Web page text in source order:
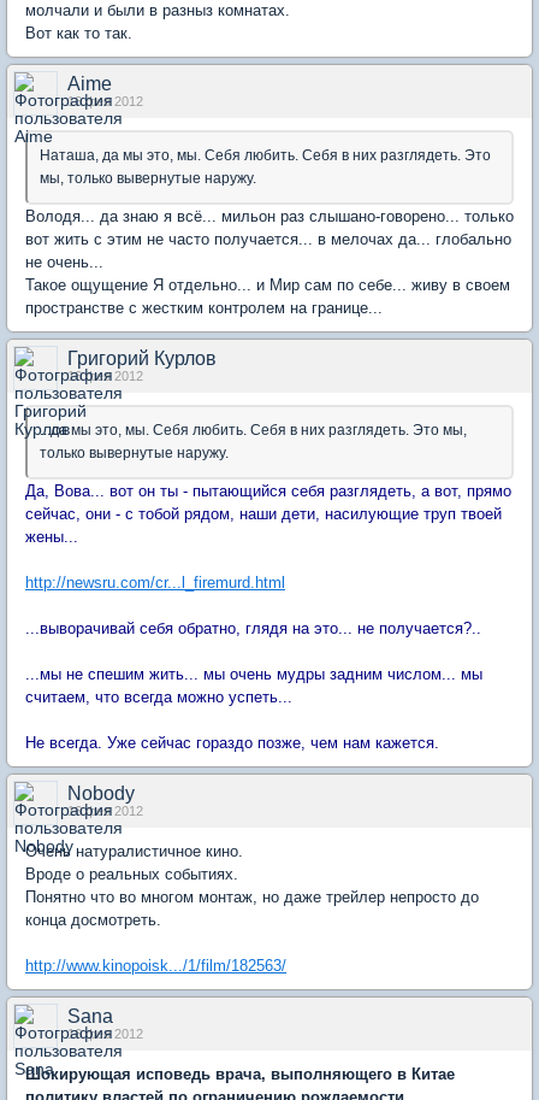
молчали и были в разныз комнатах.
Вот как то так.
Aime
16 фев 2012
Наташа, да мы это, мы. Себя любить. Себя в них разглядеть. Это
мы, только вывернутые наружу.
Володя... да знаю я всё... мильон раз слышано-говорено... только
вот жить с этим не часто получается... в мелочах да... глобально
не очень...
Такое ощущение Я отдельно... и Мир сам по себе... живу в своем
пространстве с жестким контролем на границе...
Григорий Курлов
16 фев 2012
...да мы это, мы. Себя любить. Себя в них разглядеть. Это мы,
только вывернутые наружу.
Да, Вова... вот он ты - пытающийся себя разглядеть, а вот, прямо
сейчас, они - с тобой рядом, наши дети, насилующие труп твоей
жены...
http://newsru.com/cr...l_firemurd.html
...выворачивай себя обратно, глядя на это... не получается?..
...мы не спешим жить... мы очень мудры задним числом... мы
считаем, что всегда можно успеть...
Не всегда. Уже сейчас гораздо позже, чем нам кажется.
Nobody
16 фев 2012
Очень натуралистичное кино.
Вроде о реальных событиях.
Понятно что во многом монтаж, но даже трейлер непросто до
конца досмотреть.
http://www.kinopoisk.../1/film/182563/
Sana
16 фев 2012
Шокирующая исповедь врача, выполняющего в Китае